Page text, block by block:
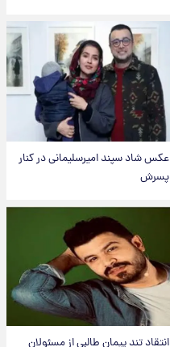
عکس شاد سپند امیرسلیمانی در کنار
پسرش
انتقاد تند پیمان طالبی از مسئولان